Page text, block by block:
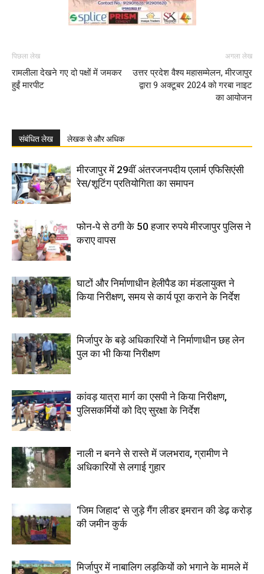
पिछला लेख
रामलीला देखने गए दो पक्षों में जमकर
हुईं मारपीट
अगला लेख
उत्तर प्रदेश वैश्य महासम्मेलन, मीरजापुर
द्वारा 9 अक्टूबर 2024 को गरबा नाइट
का आयोजन
संबंधित लेख लेखक से और अधिक
मीरजापुर में 29वीं अंतरजनपदीय एलार्म एफिसिएंसी
रेस/शूटिंग प्रतियोगिता का समापन
फोन-पे से ठगी के 50 हजार रुपये मीरजापुर पुलिस ने
कराए वापस
घाटों और निर्माणाधीन हेलीपैड का मंडलायुक्त ने
किया निरीक्षण, समय से कार्य पूरा कराने के निर्देश
मिर्जापुर के बड़े अधिकारियों ने निर्माणाधीन छह लेन
पुल का भी किया निरीक्षण
कांवड़ यात्रा मार्ग का एसपी ने किया निरीक्षण,
पुलिसकर्मियों को दिए सुरक्षा के निर्देश
नाली न बनने से रास्ते में जलभराव, ग्रामीण ने
अधिकारियों से लगाई गुहार
‘जिम जिहाद’ से जुड़े गैंग लीडर इमरान की डेढ़ करोड़
की जमीन कुर्क
मिर्जापुर में नाबालिग लड़कियों को भगाने के मामले में